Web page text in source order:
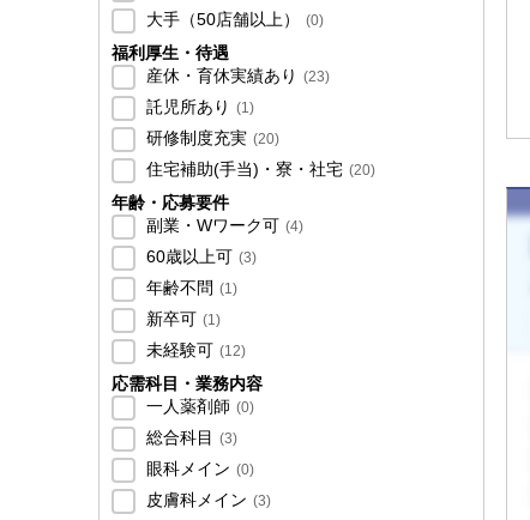
大手（50店舗以上） (0)
福利厚生・待遇
産休・育休実績あり (23)
託児所あり (1)
研修制度充実 (20)
住宅補助(手当)・寮・社宅 (20)
年齢・応募要件
副業・Wワーク可 (4)
60歳以上可 (3)
年齢不問 (1)
新卒可 (1)
未経験可 (12)
応需科目・業務内容
一人薬剤師 (0)
総合科目 (3)
眼科メイン (0)
皮膚科メイン (3)